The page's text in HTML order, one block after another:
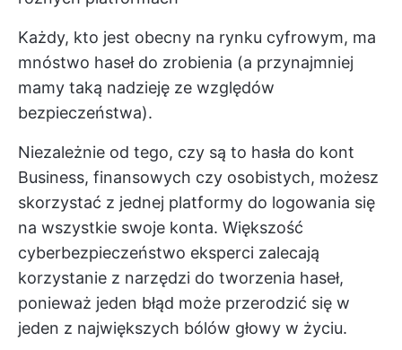
Każdy, kto jest obecny na rynku cyfrowym, ma
mnóstwo haseł do zrobienia (a przynajmniej
mamy taką nadzieję ze względów
bezpieczeństwa).
Niezależnie od tego, czy są to hasła do kont
Business, finansowych czy osobistych, możesz
skorzystać z jednej platformy do logowania się
na wszystkie swoje konta. Większość
cyberbezpieczeństwo eksperci zalecają
korzystanie z narzędzi do tworzenia haseł,
ponieważ jeden błąd może przerodzić się w
jeden z największych bólów głowy w życiu.